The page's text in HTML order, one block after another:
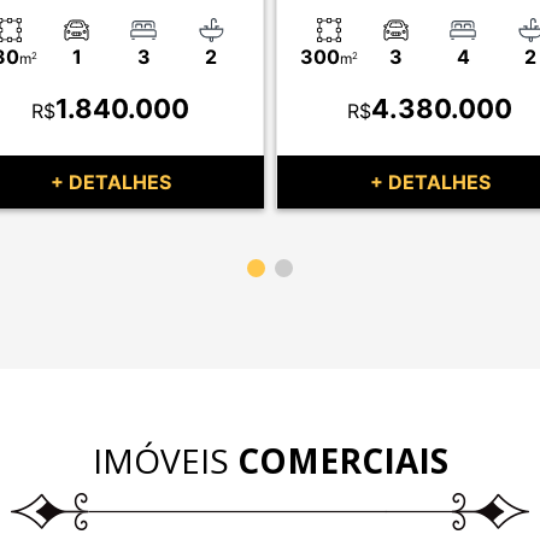
m2 1 3 2
R$1.840.000
+ DETALHES
300m2 3 4 2
R$4.380.000
+ DETALHES
IMÓVEIS COMERCIAIS